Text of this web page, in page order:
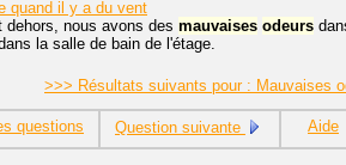
quand il y a du vent
dehors, nous avons des mauvaises odeurs
la salle de bain de l'étage.
>>> Résultats suivants pour : Mauvaises
questions Question suivante Aide